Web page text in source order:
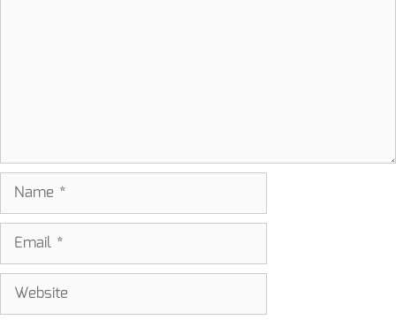
Name
Email
Website